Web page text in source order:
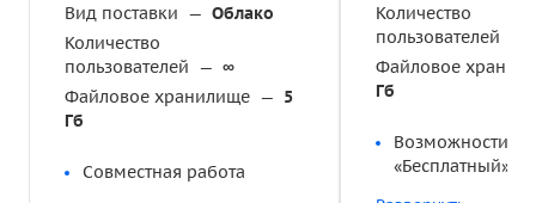
Вид поставки — Облако
Количество
пользователей — ∞
Файловое хранилище — 5
Гб
Совместная работа
Количество
пользователей
Файловое
Гб
Возможности
«Бесплатный»